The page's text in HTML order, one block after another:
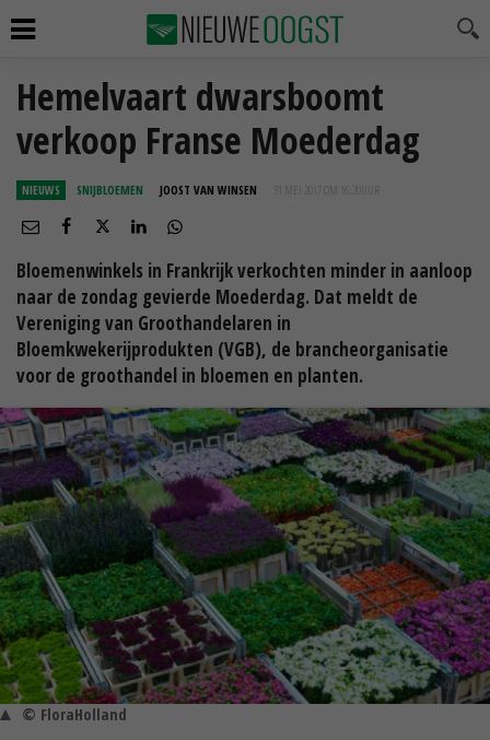
Hemelvaart dwarsboomt
verkoop Franse Moederdag
NIEUWS SNIJBLOEMEN JOOST VAN WINSEN 31 MEI 2017 OM 16:20
Bloemenwinkels in Frankrijk verkochten minder in aanloop
naar de zondag gevierde Moederdag. Dat meldt de
Vereniging van Groothandelaren in
Bloemkwekerijprodukten (VGB), de brancheorganisatie
voor de groothandel in bloemen en planten.
© FloraHolland